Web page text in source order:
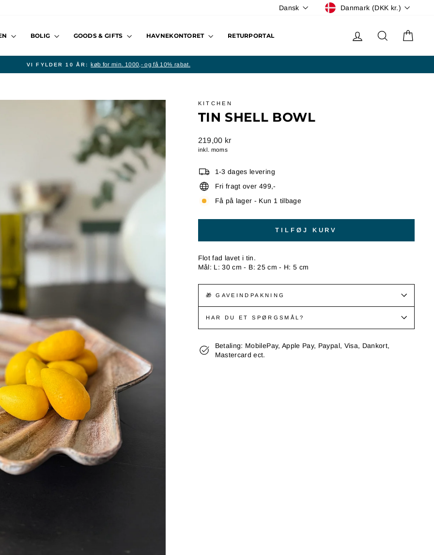
SPROG
Dansk VALUTA
Danmark (DKK kr.)
BOLIG GOODS & GIFTS HAVNEKONTORET RETURPORTAL
LOG IND
Stop
VI FYLDER 10 ÅR: køb for min. 1000,- og få 10% rabat.
KITCHEN
TIN SHELL BOWL
Normal
pris
219,00 kr
inkl. moms
1-3 dages levering
Fri fragt over 499,-
Få på lager - Kun 1 tilbage
TILFØJ KURV
Flot fad lavet i tin.
Mål: L: 30 cm - B: 25 cm - H: 5 cm
🎁 GAVEINDPAKNING
HAR DU ET SPØRGSMÅL?
Betaling: MobilePay, Apple Pay, Paypal, Visa, Dankort,
Mastercard ect.